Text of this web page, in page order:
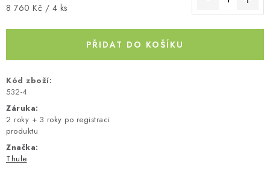
Měrná cena:
8 760 Kč / 4 ks
PŘIDAT DO KOŠÍKU
Kód zboží:
532-4
Záruka:
2 roky + 3 roky po registraci
produktu
Značka:
Thule